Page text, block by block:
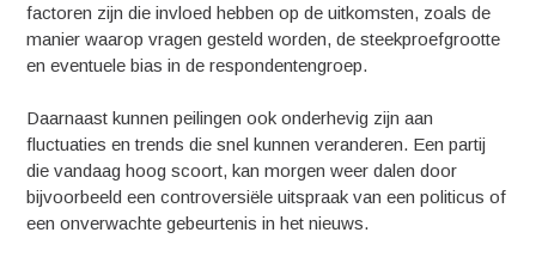
factoren zijn die invloed hebben op de uitkomsten, zoals de
manier waarop vragen gesteld worden, de steekproefgrootte
en eventuele bias in de respondentengroep.
Daarnaast kunnen peilingen ook onderhevig zijn aan
fluctuaties en trends die snel kunnen veranderen. Een partij
die vandaag hoog scoort, kan morgen weer dalen door
bijvoorbeeld een controversiële uitspraak van een politicus of
een onverwachte gebeurtenis in het nieuws.